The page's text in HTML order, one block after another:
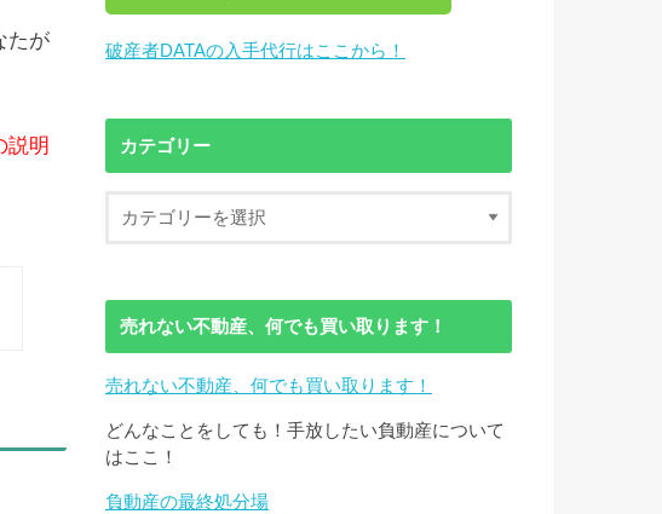
たが
説明
破産者DATAの入手代行はここから！
カテゴリー
売れない不動産、何でも買い取ります！
売れない不動産、何でも買い取ります！
どんなことをしても！手放したい負動産について
はここ！
負動産の最終処分場